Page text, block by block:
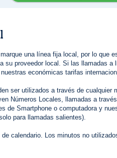
una línea fija local, por lo que
su proveedor local. Si las llamadas a
económicas tarifas
ser utilizados a través de cualquier
Números Locales, llamadas a
de Smartphone o computadora y
para llamadas salientes).
calendario. Los minutos no